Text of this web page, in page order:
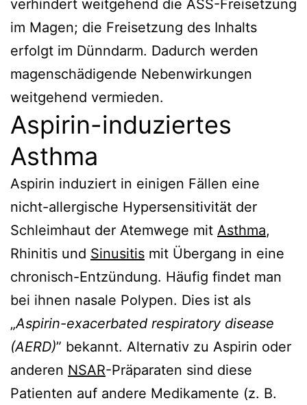
verhindert weitgehend die ASS-Freisetzung
im Magen; die Freisetzung des Inhalts
erfolgt im Dünndarm. Dadurch werden
magenschädigende Nebenwirkungen
weitgehend vermieden.
Aspirin-induziertes
Asthma
Aspirin induziert in einigen Fällen eine
nicht-allergische Hypersensitivität der
Schleimhaut der Atemwege mit Asthma,
Rhinitis und Sinusitis mit Übergang in eine
chronisch-Entzündung. Häufig findet man
bei ihnen nasale Polypen. Dies ist als
„Aspirin-exacerbated respiratory disease
(AERD)” bekannt. Alternativ zu Aspirin oder
anderen NSAR-Präparaten sind diese
Patienten auf andere Medikamente (z. B.